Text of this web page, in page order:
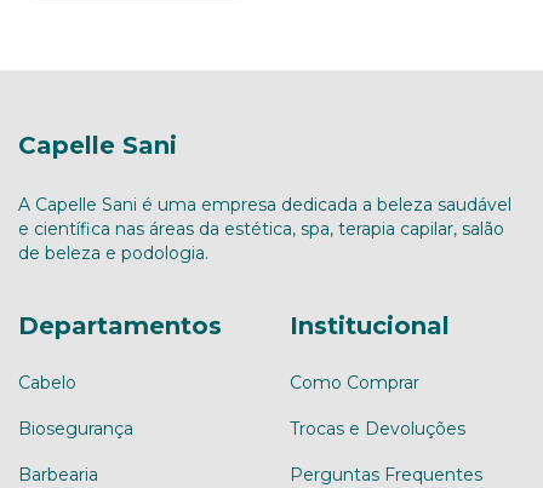
Capelle Sani
A Capelle Sani é uma empresa dedicada a beleza saudável
e científica nas áreas da estética, spa, terapia capilar, salão
de beleza e podologia.
Departamentos
Cabelo
Biosegurança
Barbearia
Institucional
Como Comprar
Trocas e Devoluções
Perguntas Frequentes